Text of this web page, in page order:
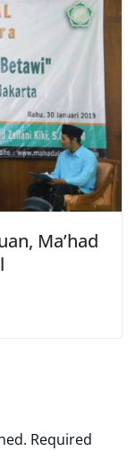
Ma’had
Required